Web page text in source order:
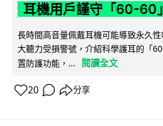
耳機用戶謹守「60-60
長時間高音量佩戴耳機可能導致永久
大聽力受損警號，介紹科學護耳的「
置防護功能，...
閱讀全文
20 分享